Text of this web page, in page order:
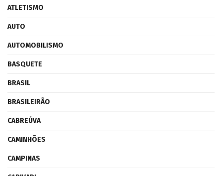
ATLETISMO
AUTO
AUTOMOBILISMO
BASQUETE
BRASIL
BRASILEIRÃO
CABREÚVA
CAMINHÕES
CAMPINAS